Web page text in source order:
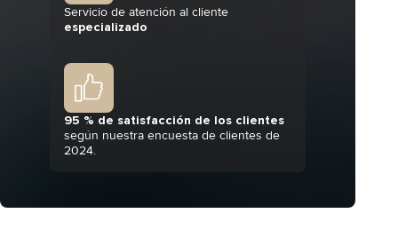
Servicio de atención al cliente
especializado
95 % de satisfacción de los clientes
según nuestra encuesta de clientes de
2024.